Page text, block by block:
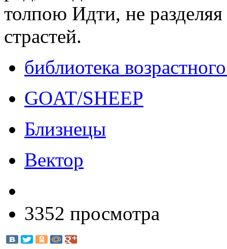
толпою Идти, не
страстей.
библиотека
GOAT/SHEEP
Близнецы
Вектор
3352 просмотра